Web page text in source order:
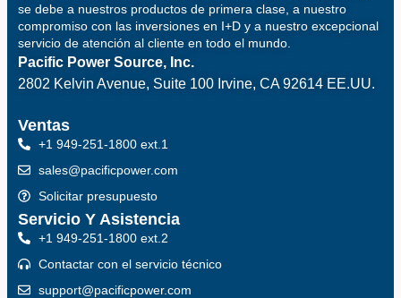
se debe a nuestros productos de primera clase, a nuestro
compromiso con las inversiones en I+D y a nuestro excepcional
servicio de atención al cliente en todo el mundo.
Pacific Power Source, Inc.
2802 Kelvin Avenue, Suite 100 Irvine, CA 92614 EE.UU.
Ventas
+1 949-251-1800 ext.1
sales@pacificpower.com
Solicitar presupuesto
Servicio Y Asistencia
+1 949-251-1800 ext.2
Contactar con el servicio técnico
support@pacificpower.com